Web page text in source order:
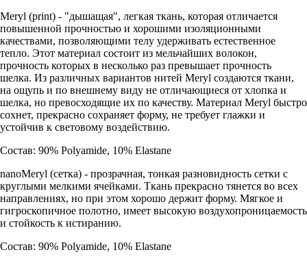
Meryl (print) - "дышащая", легкая ткань, которая отличается
повышенной прочностью и хорошими изоляционными
качествами, позволяющими телу удерживать естественное
тепло. Этот материал состоит из мельчайших волокон,
прочность которых в несколько раз превышает прочность
шелка. Из различных вариантов нитей Meryl создаются ткани,
на ощупь и по внешнему виду не отличающиеся от хлопка и
шелка, но превосходящие их по качеству. Материал Meryl быстро
сохнет, прекрасно сохраняет форму, не требует глажки и
устойчив к световому воздействию.
Состав: 90% Polyamide, 10% Elastane
nanoMeryl (cетка) - прозрачная, тонкая разновидность сетки с
круглыми мелкими ячейками. Ткань прекрасно тянется во всех
направлениях, но при этом хорошо держит форму. Мягкое и
гигроскопичное полотно, имеет высокую воздухопроницаемость
и стойкость к истиранию.
Состав: 90% Polyamide, 10% Elastane